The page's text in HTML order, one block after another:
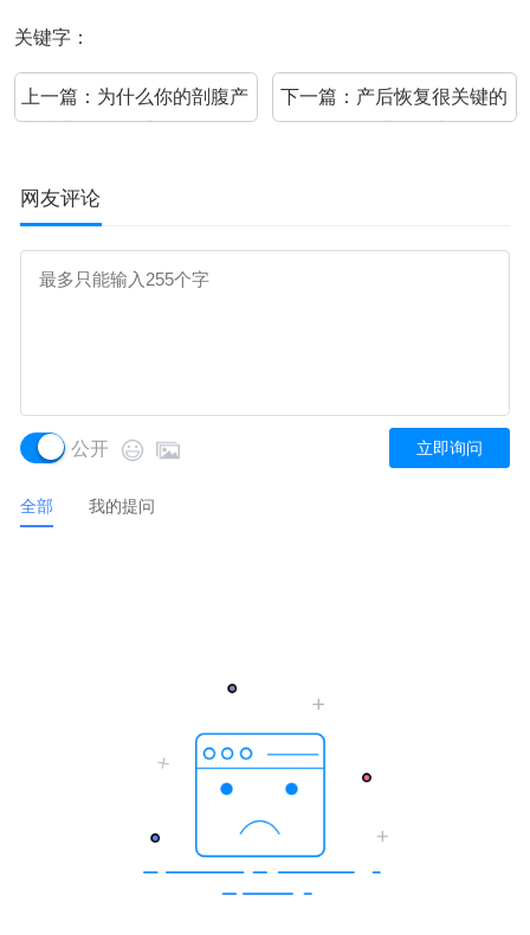
关键字：
上一篇： 为什么你的剖腹产
下一篇： 产后恢复很关键的
网友评论
立即询问
公开
全部 我的提问